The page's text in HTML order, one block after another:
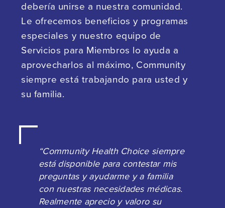
debería unirse a nuestra comunidad.
Le ofrecemos beneficios y programas
especiales y nuestro equipo de
Servicios para Miembros lo ayuda a
aprovecharlos al máximo, Community
siempre está trabajando para usted y
su familia.
“Community Health Choice siempre
está disponible para contestar mis
preguntas y ayudarme y a familia
con nuestras necesidades médicas.
Realmente aprecio y valoro su